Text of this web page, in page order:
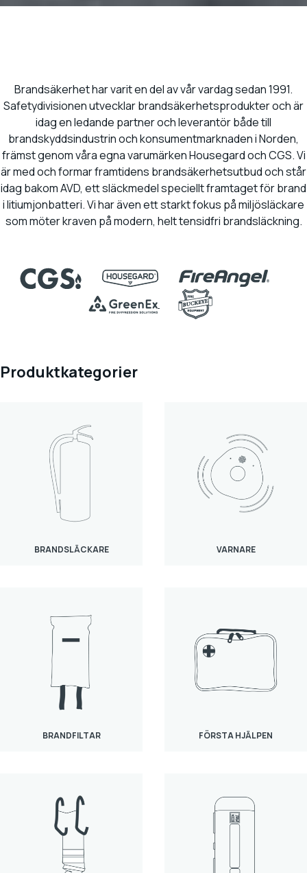
Brandsäkerhet har varit en del av vår vardag sedan 1991.
Safetydivisionen utvecklar brandsäkerhetsprodukter och är
idag en ledande partner och leverantör både till
brandskyddsindustrin och konsumentmarknaden i Norden,
främst genom våra egna varumärken Housegard och CGS. Vi
är med och formar framtidens brandsäkerhetsutbud och står
idag bakom AVD, ett släckmedel speciellt framtaget för brand
i litiumjonbatteri. Vi har även ett starkt fokus på miljösläckare
som möter kraven på modern, helt tensidfri brandsläckning.
Produktkategorier
BRANDSLÄCKARE VARNARE
BRANDFILTAR FÖRSTA HJÄLPEN